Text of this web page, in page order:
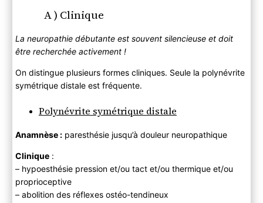
A ) Clinique
La neuropathie débutante est souvent silencieuse et doit
être recherchée activement !
On distingue plusieurs formes cliniques. Seule la polynévrite
symétrique distale est fréquente.
Polynévrite symétrique distale
Anamnèse :paresthésie jusqu’à douleur neuropathique
Clinique:
– hypoesthésie pression et/ou tact et/ou thermique et/ou
proprioceptive
– abolition des réflexes ostéo-tendineux